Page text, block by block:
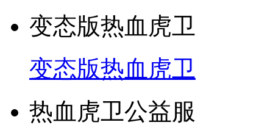
变态版热血虎卫
变态版热血虎卫
热血虎卫公益服